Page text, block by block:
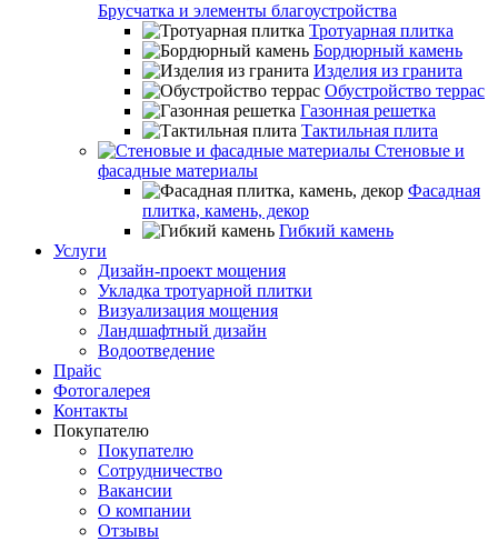
Брусчатка и элементы благоустройства
Тротуарная плитка
Бордюрный камень
Изделия из гранита
Обустройство террас
Газонная решетка
Тактильная плита
Стеновые и
фасадные материалы
Фасадная
плитка, камень, декор
Гибкий камень
Услуги
Дизайн-проект мощения
Укладка тротуарной плитки
Визуализация мощения
Ландшафтный дизайн
Водоотведение
Прайс
Фотогалерея
Контакты
Покупателю
Покупателю
Сотрудничество
Вакансии
О компании
Отзывы